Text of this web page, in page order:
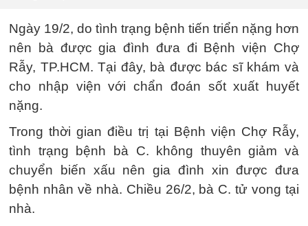
Ngày 19/2, do tình trạng bệnh tiến triển nặng hơn
nên bà được gia đình đưa đi Bệnh viện Chợ
Rẫy, TP.HCM. Tại đây, bà được bác sĩ khám và
cho nhập viện với chẩn đoán sốt xuất huyết
nặng.
Trong thời gian điều trị tại Bệnh viện Chợ Rẫy,
tình trạng bệnh bà C. không thuyên giảm và
chuyển biến xấu nên gia đình xin được đưa
bệnh nhân về nhà. Chiều 26/2, bà C. tử vong tại
nhà.